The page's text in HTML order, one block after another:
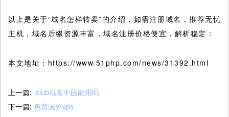
以上是关于“域名怎样转卖”的介绍，如需注册域名，推荐无忧
主机，域名后缀资源丰富，域名注册价格便宜，解析稳定：
本文地址：https://www.51php.com/news/31392.html
上一篇: .club域名中国能用吗
下一篇: 免费国外vps